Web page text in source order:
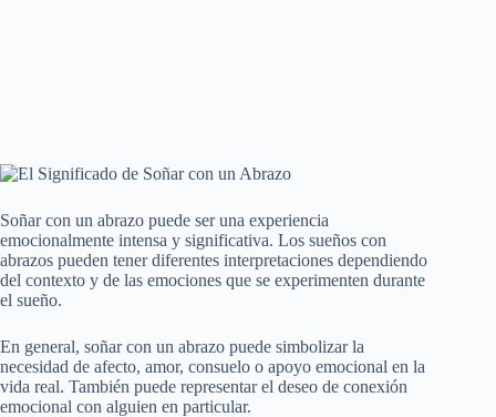
Soñar con un abrazo puede ser una experiencia
emocionalmente intensa y significativa. Los sueños con
abrazos pueden tener diferentes interpretaciones dependiendo
del contexto y de las emociones que se experimenten durante
el sueño.
En general, soñar con un abrazo puede simbolizar la
necesidad de afecto, amor, consuelo o apoyo emocional en la
vida real. También puede representar el deseo de conexión
emocional con alguien en particular.